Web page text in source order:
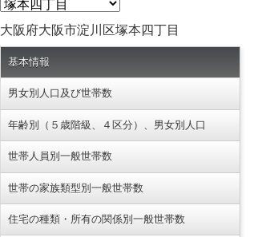
大阪府大阪市淀川区塚本四丁目
基本情報
男女別人口及び世帯数
年齢別（５歳階級、４区分）、男女別人口
世帯人員別一般世帯数
世帯の家族類型別一般世帯数
住宅の種類・所有の関係別一般世帯数